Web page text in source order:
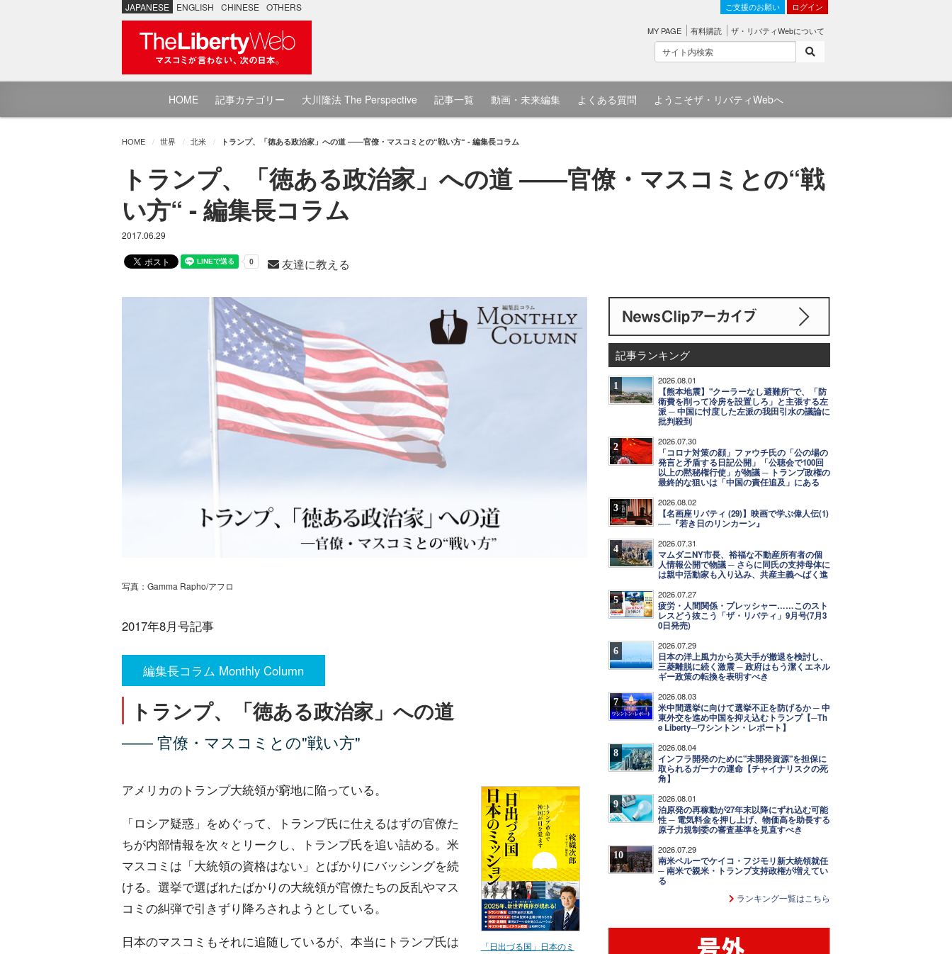
JAPANESE ENGLISH CHINESE OTHERS ご支援のお願い ログイン
MY PAGE 有料購読 ザ・リバティWebについて
HOME 記事カテゴリー 大川隆法 The Perspective 記事一覧 動画・未来編集 よくある質問 ようこそザ・リバティWebへ
HOME 世界 北米 トランプ、「徳ある政治家」への道 ――官僚・マスコミとの“戦い方“ - 編集長コラム
トランプ、「徳ある政治家」への道 ――官僚・マスコミとの“戦
い方“ - 編集長コラム
2017.06.29
友達に教える
写真：Gamma Rapho/アフロ
2017年8月号記事
編集長コラム Monthly Column
トランプ、「徳ある政治家」への道
―― 官僚・マスコミとの"戦い方"
「日出づる国」日本のミ
アメリカのトランプ大統領が窮地に陥っている。
「ロシア疑惑」をめぐって、トランプ氏に仕えるはずの官僚た
ちが内部情報を次々とリークし、トランプ氏を追い詰める。米
マスコミは「大統領の資格はない」とばかりにバッシングを続
ける。選挙で選ばれたばかりの大統領が官僚たちの反乱やマス
コミの糾弾で引きずり降ろされようとしている。
日本のマスコミもそれに追随しているが、本当にトランプ氏は
記事ランキング
1 2026.08.01
【熊本地震】"クーラーなし避難所"で、「防
衛費を削って冷房を設置しろ」と主張する左
派 ─ 中国に忖度した左派の我田引水の議論に
批判殺到
2 2026.07.30
「コロナ対策の顔」ファウチ氏の「公の場の
発言と矛盾する日記公開」「公聴会で100回
以上の黙秘権行使」が物議 ─ トランプ政権の
最終的な狙いは「中国の責任追及」にある
3 2026.08.02
【名画座リバティ (29)】映画で学ぶ偉人伝(1)
──『若き日のリンカーン』
4 2026.07.31
マムダニNY市長、裕福な不動産所有者の個
人情報公開で物議 ─ さらに同氏の支持母体に
は親中活動家も入り込み、共産主義へばく進
5 2026.07.27
疲労・人間関係・プレッシャー……このスト
レスどう抜こう「ザ・リバティ」9月号(7月3
0日発売)
6 2026.07.29
日本の洋上風力から英大手が撤退を検討し、
三菱離脱に続く激震 ─ 政府はもう潔くエネル
ギー政策の転換を表明すべき
7 2026.08.03
米中間選挙に向けて選挙不正を防げるか ─ 中
東外交を進め中国を抑え込むトランプ【─Th
e Liberty─ワシントン・レポート】
8 2026.08.04
インフラ開発のために"未開発資源"を担保に
取られるガーナの運命【チャイナリスクの死
角】
9 2026.08.01
泊原発の再稼動が27年末以降にずれ込む可能
性 ─ 電気料金を押し上げ、物価高を助長する
原子力規制委の審査基準を見直すべき
10 2026.07.29
南米ペルーでケイコ・フジモリ新大統領就任
─ 南米で親米・トランプ支持政権が増えてい
る
ランキング一覧はこちら